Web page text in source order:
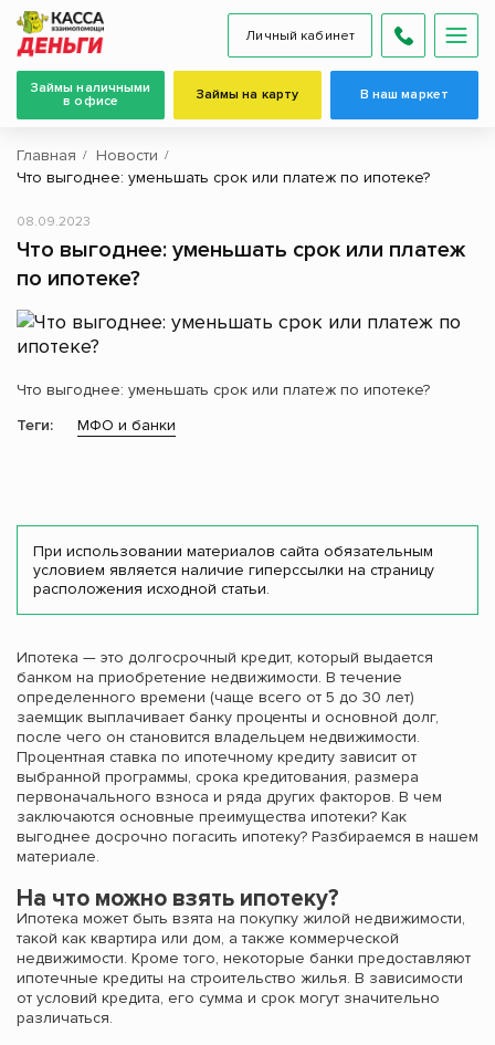
Личный кабинет
Займы наличными
в офисе
Займы на карту В наш маркет
Главная
Новости
Что выгоднее: уменьшать срок или платеж по ипотеке?
Что выгоднее: уменьшать срок или платеж
по ипотеке?
08.09.2023
Что выгоднее: уменьшать срок или платеж по ипотеке?
Теги:
МФО и банки
При использовании материалов сайта обязательным
условием является наличие гиперссылки на страницу
расположения исходной статьи.
Ипотека — это долгосрочный кредит, который выдается
банком на приобретение недвижимости. В течение
определенного времени (чаще всего от 5 до 30 лет)
заемщик выплачивает банку проценты и основной долг,
после чего он становится владельцем недвижимости.
Процентная ставка по ипотечному кредиту зависит от
выбранной программы, срока кредитования, размера
первоначального взноса и ряда других факторов. В чем
заключаются основные преимущества ипотеки? Как
выгоднее досрочно погасить ипотеку? Разбираемся в нашем
материале.
На что можно взять ипотеку?
Ипотека может быть взята на покупку жилой недвижимости,
такой как квартира или дом, а также коммерческой
недвижимости. Кроме того, некоторые банки предоставляют
ипотечные кредиты на строительство жилья. В зависимости
от условий кредита, его сумма и срок могут значительно
различаться.